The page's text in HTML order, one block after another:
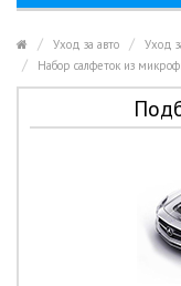
Уход за авто Уход
Набор салфеток из